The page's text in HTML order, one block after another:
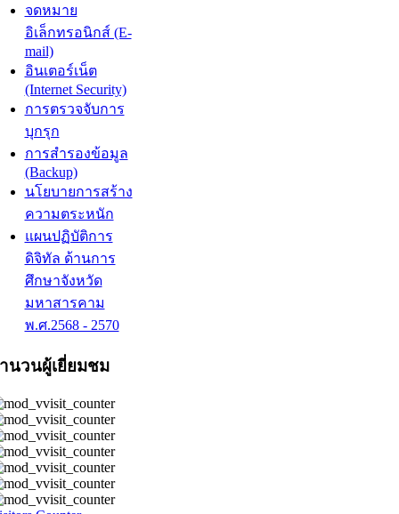
จดหมาย
อิเล็กทรอนิกส์ (E-
mail)
อินเตอร์เน็ต
(Internet Security)
การตรวจจับการ
บุกรุก
การสำรองข้อมูล
(Backup)
นโยบายการสร้าง
ความตระหนัก
แผนปฏิบัติการ
ดิจิทัล ด้านการ
ศึกษาจังหวัด
มหาสารคาม
พ.ศ.2568 - 2570
นวนผู้เยี่ยมชม